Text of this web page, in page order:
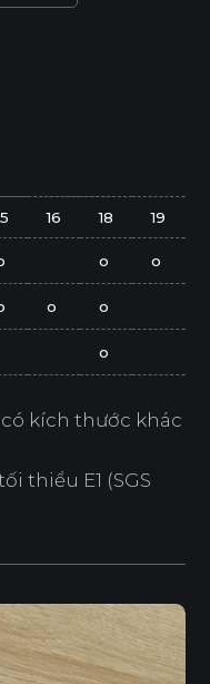
16 18 19
o o
o o
o
kích thước khác
thiểu E1 (SGS